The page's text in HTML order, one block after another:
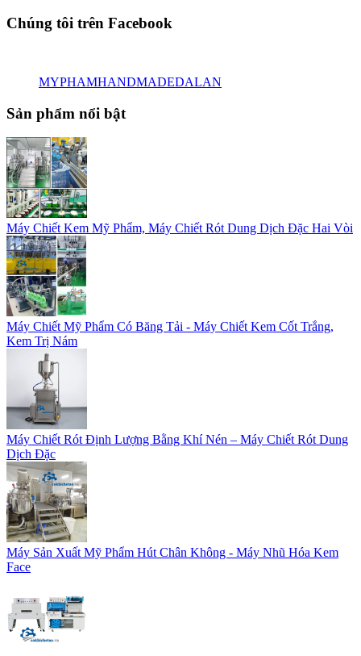
Chúng tôi trên Facebook
MYPHAMHANDMADEDALAN
Sản phẩm nổi bật
Máy Chiết Kem Mỹ Phẩm, Máy Chiết Rót Dung Dịch Đặc Hai Vòi
Máy Chiết Mỹ Phẩm Có Băng Tải - Máy Chiết Kem Cốt Trắng,
Kem Trị Nám
Máy Chiết Rót Định Lượng Bằng Khí Nén – Máy Chiết Rót Dung
Dịch Đặc
Máy Sản Xuất Mỹ Phẩm Hút Chân Không - Máy Nhũ Hóa Kem
Face